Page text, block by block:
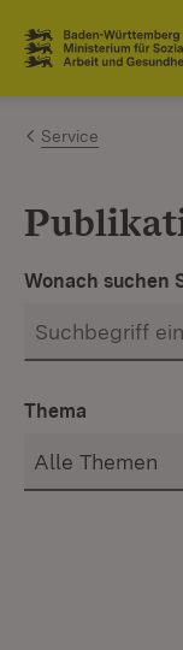
Zum Inhalt
Link zur
Service
Wonach suchen
Thema